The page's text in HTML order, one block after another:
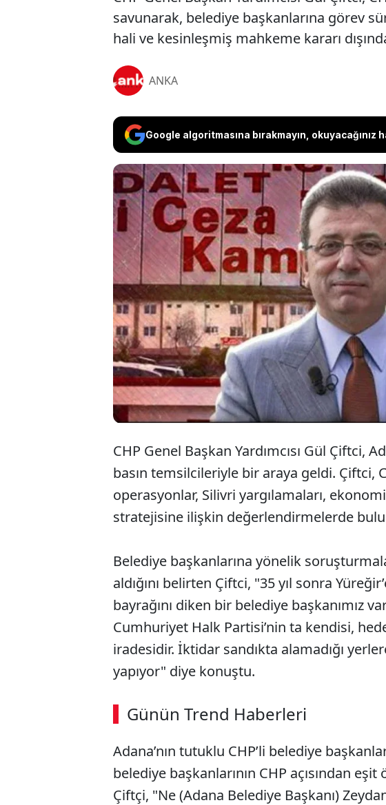
savunarak, belediye başkanlarına görev
hali ve kesinleşmiş mahkeme kararı
ANKA
Google algoritmasına bırakmayın, okuyacağınız
CHP Genel Başkan Yardımcısı
soruşturmaların siyasi
görev süreleri boyunca
“Suçüstü hali ve kesinleşmiş
alınmamalılar” dedi.
CHP Genel Başkan Yardımcısı Gül Çiftci,
basın temsilcileriyle bir araya geldi. Çiftci,
operasyonlar, Silivri yargılamaları,
stratejisine ilişkin değerlendirmelerde
Belediye başkanlarına yönelik
aldığını belirten Çiftci, "35 yıl sonra
bayrağını diken bir belediye başkanımız
Cumhuriyet Halk Partisi’nin ta kendisi,
iradesidir. İktidar sandıkta alamadığı
yapıyor" diye konuştu.
Günün Trend Haberleri
Adana’nın tutuklu CHP’li belediye
belediye başkanlarının CHP açısından
Çiftçi, "Ne (Adana Belediye Başkanı)